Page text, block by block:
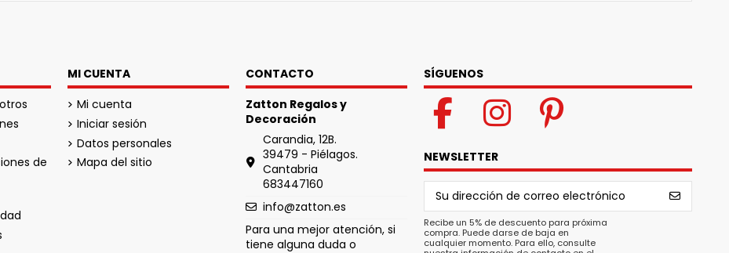
de
MI CUENTA
Mi cuenta
Iniciar sesión
Datos personales
Mapa del sitio
CONTACTO
Zatton Regalos y
Decoración
Carandia, 12B.
39479 - Piélagos.
Cantabria
683447160
info@zatton.es
Para una mejor atención, si
tiene alguna duda o
SÍGUENOS
NEWSLETTER
Recibe un 5% de descuento para próxima
compra. Puede darse de baja en
cualquier momento. Para ello, consulte